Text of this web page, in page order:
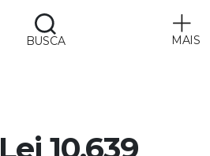
BUSCA MAIS
Lei 10.639